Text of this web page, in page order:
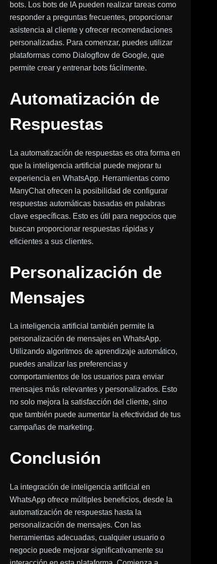
bots. Los bots de IA pueden realizar tareas como
responder a preguntas frecuentes, proporcionar
asistencia al cliente y ofrecer recomendaciones
personalizadas. Para comenzar, puedes utilizar
plataformas como Dialogflow de Google, que
permite crear y entrenar bots fácilmente.
Automatización de
Respuestas
La automatización de respuestas es otra forma en
que la inteligencia artificial puede mejorar tu
experiencia en WhatsApp. Herramientas como
ManyChat ofrecen la posibilidad de configurar
respuestas automáticas basadas en palabras
clave específicas. Esto es útil para negocios que
buscan proporcionar respuestas rápidas y
eficientes a sus clientes.
Personalización de
Mensajes
La inteligencia artificial también permite la
personalización de mensajes en WhatsApp.
Utilizando algoritmos de aprendizaje automático,
puedes analizar las preferencias y
comportamientos de los usuarios para enviar
mensajes más relevantes y personalizados. Esto
no solo mejora la satisfacción del cliente, sino
que también puede aumentar la efectividad de tus
campañas de marketing.
Conclusión
La integración de inteligencia artificial en
WhatsApp ofrece múltiples beneficios, desde la
automatización de respuestas hasta la
personalización de mensajes. Con las
herramientas adecuadas, cualquier usuario o
negocio puede mejorar significativamente su